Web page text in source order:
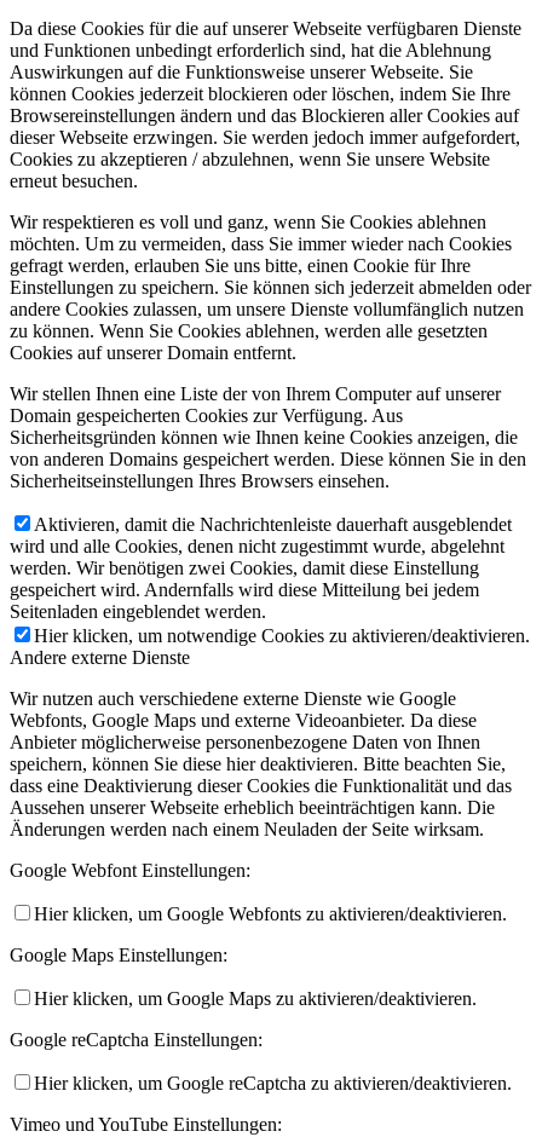
Da diese Cookies für die auf unserer Webseite verfügbaren Dienste
und Funktionen unbedingt erforderlich sind, hat die Ablehnung
Auswirkungen auf die Funktionsweise unserer Webseite. Sie
können Cookies jederzeit blockieren oder löschen, indem Sie Ihre
Browsereinstellungen ändern und das Blockieren aller Cookies auf
dieser Webseite erzwingen. Sie werden jedoch immer aufgefordert,
Cookies zu akzeptieren / abzulehnen, wenn Sie unsere Website
erneut besuchen.
Wir respektieren es voll und ganz, wenn Sie Cookies ablehnen
möchten. Um zu vermeiden, dass Sie immer wieder nach Cookies
gefragt werden, erlauben Sie uns bitte, einen Cookie für Ihre
Einstellungen zu speichern. Sie können sich jederzeit abmelden oder
andere Cookies zulassen, um unsere Dienste vollumfänglich nutzen
zu können. Wenn Sie Cookies ablehnen, werden alle gesetzten
Cookies auf unserer Domain entfernt.
Wir stellen Ihnen eine Liste der von Ihrem Computer auf unserer
Domain gespeicherten Cookies zur Verfügung. Aus
Sicherheitsgründen können wie Ihnen keine Cookies anzeigen, die
von anderen Domains gespeichert werden. Diese können Sie in den
Sicherheitseinstellungen Ihres Browsers einsehen.
Aktivieren, damit die Nachrichtenleiste dauerhaft ausgeblendet
wird und alle Cookies, denen nicht zugestimmt wurde, abgelehnt
werden. Wir benötigen zwei Cookies, damit diese Einstellung
gespeichert wird. Andernfalls wird diese Mitteilung bei jedem
Seitenladen eingeblendet werden.
Hier klicken, um notwendige Cookies zu aktivieren/deaktivieren.
Andere externe Dienste
Wir nutzen auch verschiedene externe Dienste wie Google
Webfonts, Google Maps und externe Videoanbieter. Da diese
Anbieter möglicherweise personenbezogene Daten von Ihnen
speichern, können Sie diese hier deaktivieren. Bitte beachten Sie,
dass eine Deaktivierung dieser Cookies die Funktionalität und das
Aussehen unserer Webseite erheblich beeinträchtigen kann. Die
Änderungen werden nach einem Neuladen der Seite wirksam.
Google Webfont Einstellungen:
Hier klicken, um Google Webfonts zu aktivieren/deaktivieren.
Google Maps Einstellungen:
Hier klicken, um Google Maps zu aktivieren/deaktivieren.
Google reCaptcha Einstellungen:
Hier klicken, um Google reCaptcha zu aktivieren/deaktivieren.
Vimeo und YouTube Einstellungen: